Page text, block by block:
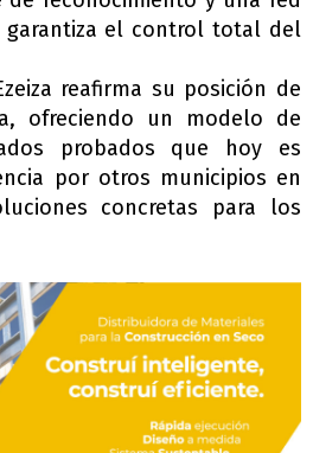
garantiza el control total del
reafirma su posición de
ofreciendo un modelo de
probados que hoy es
por otros municipios en
concretas para los